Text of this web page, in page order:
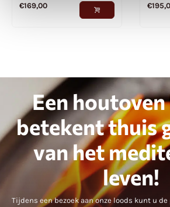
€169,00 €
Een
betekent thuis
van het
leven!
Tijdens een bezoek aan onze loods kunt u de